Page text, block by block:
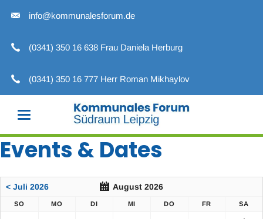
info@kommunalesforum.de
(0341) 350 16 638 Frau Daniela Herburg
(0341) 350 16 777 Herr Roman Mikhaylov
Events & Dates
< Juli 2026 August 2026
SO MO DI MI DO FR SA